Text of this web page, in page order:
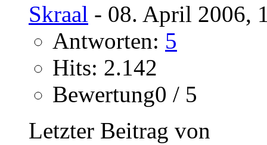
Skraal - 08. April 2006,
Antworten: 5
Hits: 2.142
Bewertung0 / 5
Letzter Beitrag von